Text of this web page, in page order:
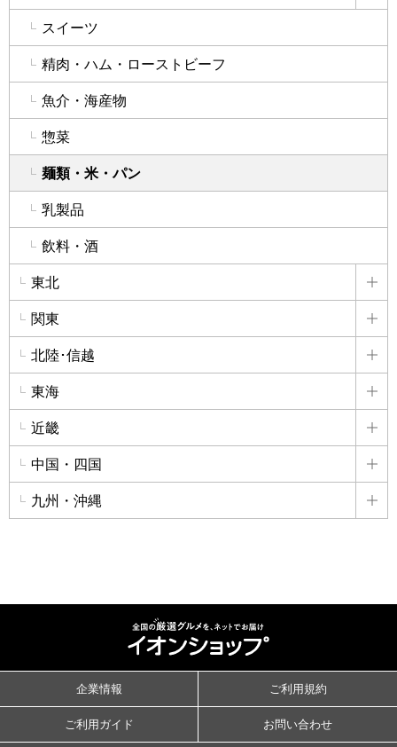
スイーツ
精肉・ハム・ローストビーフ
魚介・海産物
惣菜
麺類・米・パン
乳製品
飲料・酒
東北
詳
関東
詳
北陸･信越
詳
東海
詳
近畿
詳
中国・四国
詳
九州・沖縄
詳
企業情報 ご利用規約
ご利用ガイド お問い合わせ